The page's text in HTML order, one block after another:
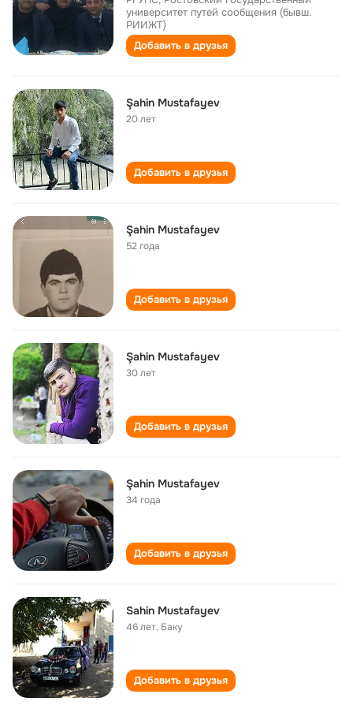
университет путей сообщения (бывш.
РИИЖТ)
Добавить в друзья
Şahin Mustafayev
20 лет
Добавить в друзья
Şahin Mustafayev
52 года
Добавить в друзья
Şahin Mustafayev
30 лет
Добавить в друзья
Şahin Mustafayev
34 года
Добавить в друзья
Sahin Mustafayev
46 лет, Баку
Добавить в друзья